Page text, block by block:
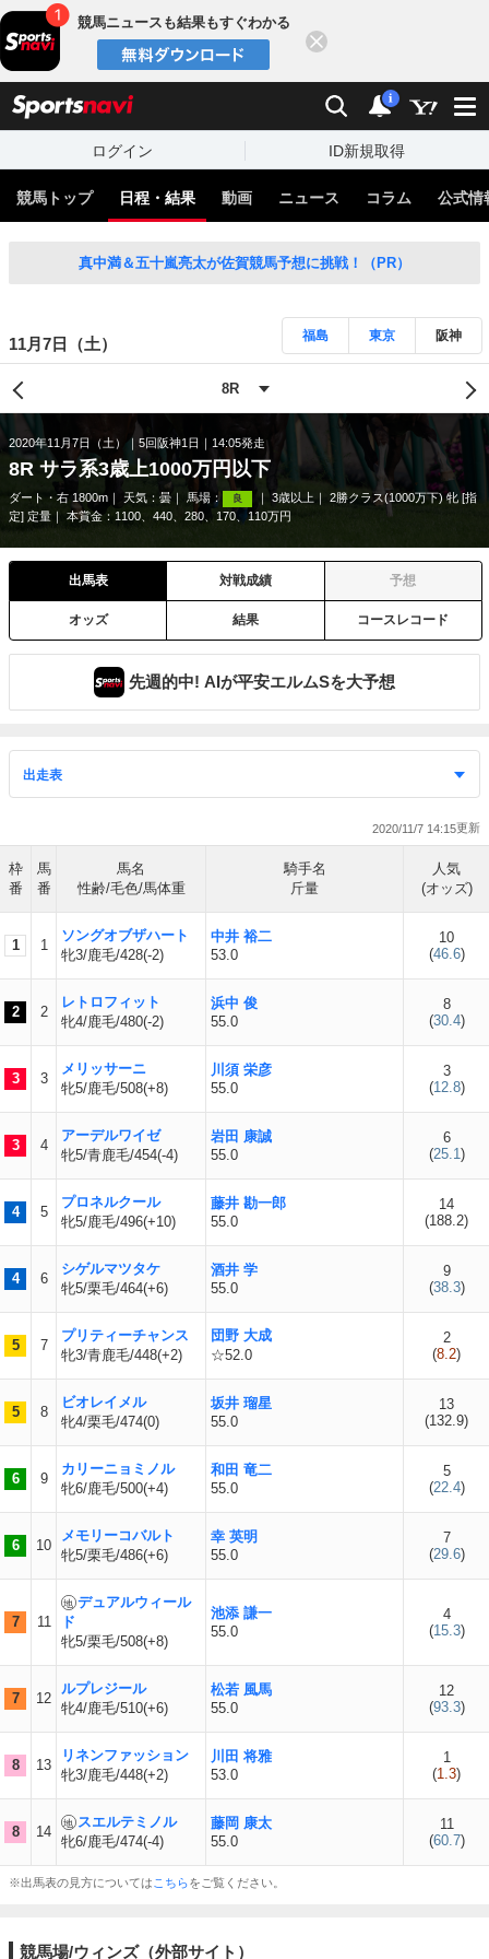
競馬ニュースも結果もすぐわかる
検索 通知
i
ログイン ID新規取得
競馬トップ 日程・結果 動画 ニュース コラム 公式情
真中満＆五十嵐亮太が佐賀競馬予想に挑戦！（PR）
11月7日（土） 福島 東京 阪神
2020年11月7日（土） 5回阪神1日 14:05発走
8R サラ系3歳上1000万円以下
ダート・右 1800m 天気： 曇 馬場： 良 3歳以上
2勝クラス(1000万下) 牝 [指
定] 定量
本賞金：1100、440、280、170、110万円
出馬表 対戦成績 予想
オッズ 結果 コースレコード
先週的中! AIが平安エルムSを大予想
2020/11/7 14:15
枠
番
馬
番
馬名
性齢/毛色/馬体重
騎手名
斤量
人気
(オッズ)
1 1
ソングオブザハート
牝3/鹿毛/428(-2)
中井 裕二
53.0
10
(46.6)
2 2
レトロフィット
牝4/鹿毛/480(-2)
浜中 俊
55.0
8
(30.4)
3 3
メリッサーニ
牝5/鹿毛/508(+8)
川須 栄彦
55.0
3
(12.8)
3 4
アーデルワイゼ
牝5/青鹿毛/454(-4)
岩田 康誠
55.0
6
(25.1)
4 5
プロネルクール
牝5/鹿毛/496(+10)
藤井 勘一郎
55.0
14
(188.2)
4 6
シゲルマツタケ
牝5/栗毛/464(+6)
酒井 学
55.0
9
(38.3)
5 7
プリティーチャンス
牝3/青鹿毛/448(+2)
団野 大成
☆52.0
2
(8.2)
5 8
ビオレイメル
牝4/栗毛/474(0)
坂井 瑠星
55.0
13
(132.9)
6 9
カリーニョミノル
牝6/鹿毛/500(+4)
和田 竜二
55.0
5
(22.4)
6 10
メモリーコバルト
牝5/栗毛/486(+6)
幸 英明
55.0
7
(29.6)
7 11
デュアルウィール
ド
牝5/栗毛/508(+8)
池添 謙一
55.0
4
(15.3)
7 12
ルプレジール
牝4/鹿毛/510(+6)
松若 風馬
55.0
12
(93.3)
8 13
リネンファッション
牝3/鹿毛/448(+2)
川田 将雅
53.0
1
(1.3)
8 14
スエルテミノル
牝6/鹿毛/474(-4)
藤岡 康太
55.0
11
(60.7)
※出馬表の見方については こちらをご覧ください。
競馬場/ウィンズ（外部サイト）